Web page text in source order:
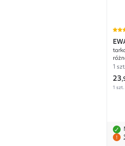
1 szt.
23,
1 szt.